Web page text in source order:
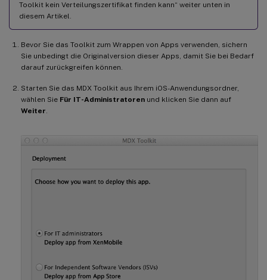
Toolkit kein Verteilungszertifikat finden kann“ weiter unten in
diesem Artikel.
Bevor Sie das Toolkit zum Wrappen von Apps verwenden, sichern
Sie unbedingt die Originalversion dieser Apps, damit Sie bei Bedarf
darauf zurückgreifen können.
Starten Sie das MDX Toolkit aus Ihrem iOS-Anwendungsordner,
wählen Sie Für IT-Administratoren und klicken Sie dann auf
Weiter.